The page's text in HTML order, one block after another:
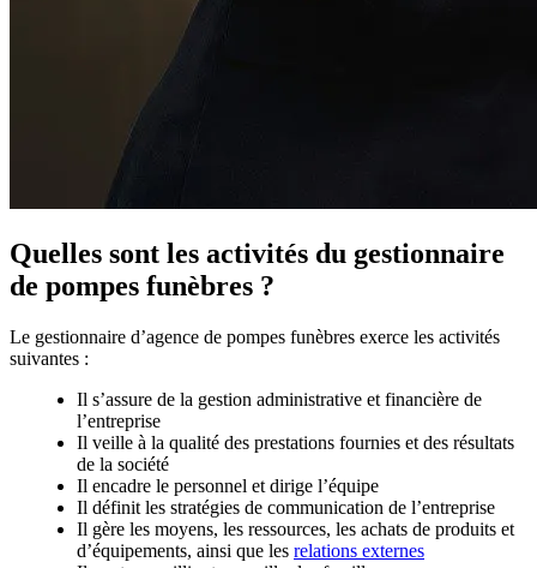
Quelles sont les activités du gestionnaire
de pompes funèbres ?
Le gestionnaire d’agence de pompes funèbres exerce les activités
suivantes :
Il s’assure de la gestion administrative et financière de
l’entreprise
Il veille à la qualité des prestations fournies et des résultats
de la société
Il encadre le personnel et dirige l’équipe
Il définit les stratégies de communication de l’entreprise
Il gère les moyens, les ressources, les achats de produits et
d’équipements, ainsi que les relations externes